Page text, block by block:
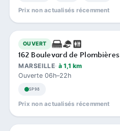
Prix non actualisés récemment
OUVERT
162 Boulevard de Plombières
MARSEILLE à 1,1 km
Ouverte 06h–22h
SP98
Prix non actualisés récemment